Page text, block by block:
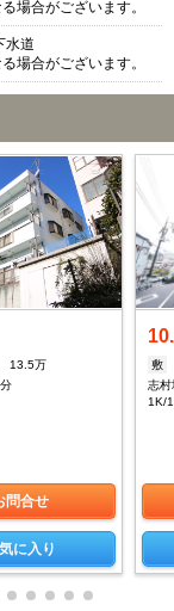
場合がございます。
水道
場合がございます。
13.5万
問合せ
に入り
敷
志村
1K/